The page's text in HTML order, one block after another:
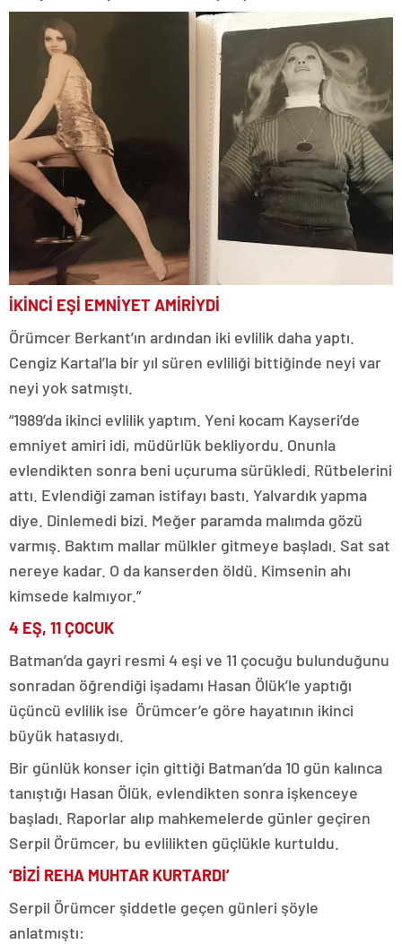
İKİNCİ EŞİ EMNİYET AMİRİYDİ
Örümcer Berkant’ın ardından iki evlilik daha yaptı.
Cengiz Kartal’la bir yıl süren evliliği bittiğinde neyi var
neyi yok satmıştı.
“1989’da ikinci evlilik yaptım. Yeni kocam Kayseri’de
emniyet amiri idi, müdürlük bekliyordu. Onunla
evlendikten sonra beni uçuruma sürükledi. Rütbelerini
attı. Evlendiği zaman istifayı bastı. Yalvardık yapma
diye. Dinlemedi bizi. Meğer paramda malımda gözü
varmış. Baktım mallar mülkler gitmeye başladı. Sat sat
nereye kadar. O da kanserden öldü. Kimsenin ahı
kimsede kalmıyor.”
4 EŞ, 11 ÇOCUK
Batman’da gayri resmi 4 eşi ve 11 çocuğu bulunduğunu
sonradan öğrendiği işadamı Hasan Ölük’le yaptığı
üçüncü evlilik ise Örümcer’e göre hayatının ikinci
büyük hatasıydı.
Bir günlük konser için gittiği Batman’da 10 gün kalınca
tanıştığı Hasan Ölük, evlendikten sonra işkenceye
başladı. Raporlar alıp mahkemelerde günler geçiren
Serpil Örümcer, bu evlilikten güçlükle kurtuldu.
‘BİZİ REHA MUHTAR KURTARDI’
Serpil Örümcer şiddetle geçen günleri şöyle
anlatmıştı: